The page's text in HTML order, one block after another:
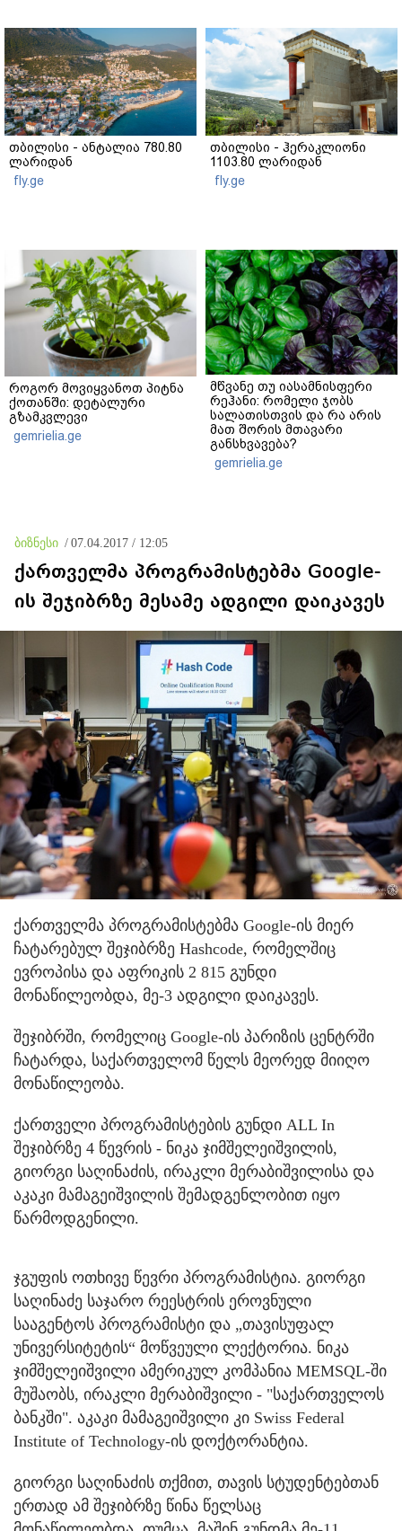
თბილისი - ანტალია 780.80
ლარიდან
fly.ge
თბილისი - ჰერაკლიონი
1103.80 ლარიდან
fly.ge
როგორ მოვიყვანოთ პიტნა
ქოთანში: დეტალური
გზამკვლევი
gemrielia.ge
მწვანე თუ იასამნისფერი
რეჰანი: რომელი ჯობს
სალათისთვის და რა არის
მათ შორის მთავარი
განსხვავება?
gemrielia.ge
ბიზნესი / 07.04.2017 / 12:05
ქართველმა პროგრამისტებმა Google-
ის შეჯიბრზე მესამე ადგილი დაიკავეს
ქართველმა პროგრამისტებმა Google-ის მიერ
ჩატარებულ შეჯიბრზე Hashcode, რომელშიც
ევროპისა და აფრიკის 2 815 გუნდი
მონაწილეობდა, მე-3 ადგილი დაიკავეს.
შეჯიბრში, რომელიც Google-ის პარიზის ცენტრში
ჩატარდა, საქართველომ წელს მეორედ მიიღო
მონაწილეობა.
ქართველი პროგრამისტების გუნდი ALL In
შეჯიბრზე 4 წევრის - ნიკა ჯიმშელეიშვილის,
გიორგი საღინაძის, ირაკლი მერაბიშვილისა და
აკაკი მამაგეიშვილის შემადგენლობით იყო
წარმოდგენილი.
ჯგუფის ოთხივე წევრი პროგრამისტია. გიორგი
საღინაძე საჯარო რეესტრის ეროვნული
სააგენტოს პროგრამისტი და „თავისუფალ
უნივერსიტეტის“ მოწვეული ლექტორია. ნიკა
ჯიმშელეიშვილი ამერიკულ კომპანია MEMSQL-ში
მუშაობს, ირაკლი მერაბიშვილი - "საქართველოს
ბანკში". აკაკი მამაგეიშვილი კი Swiss Federal
Institute of Technology-ის დოქტორანტია.
გიორგი საღინაძის თქმით, თავის სტუდენტებთან
ერთად ამ შეჯიბრზე წინა წელსაც